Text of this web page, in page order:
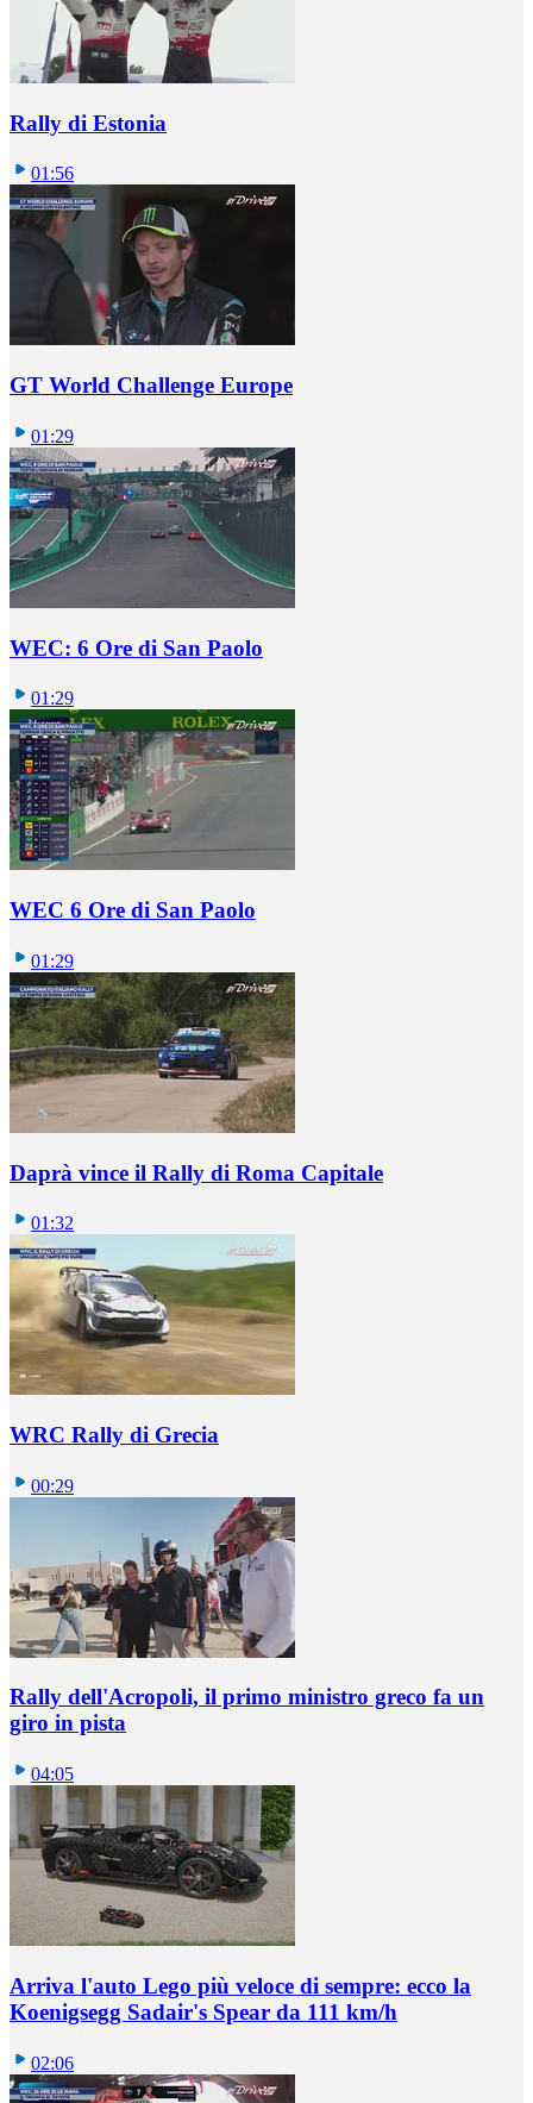
Rally di Estonia
01:56
GT World Challenge Europe
01:29
WEC: 6 Ore di San Paolo
01:29
WEC 6 Ore di San Paolo
01:29
Daprà vince il Rally di Roma Capitale
01:32
WRC Rally di Grecia
00:29
Rally dell'Acropoli, il primo ministro greco fa un
giro in pista
04:05
Arriva l'auto Lego più veloce di sempre: ecco la
Koenigsegg Sadair's Spear da 111 km/h
02:06